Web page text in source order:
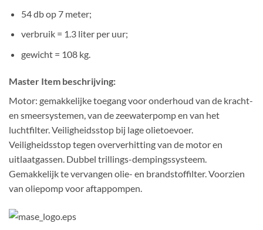
54 db op 7 meter;
verbruik = 1.3 liter per uur;
gewicht = 108 kg.
Master Item beschrijving:
Motor: gemakkelijke toegang voor onderhoud van de kracht-
en smeersystemen, van de zeewaterpomp en van het
luchtfilter. Veiligheidsstop bij lage olietoevoer.
Veiligheidsstop tegen oververhitting van de motor en
uitlaatgassen. Dubbel trillings-dempingssysteem.
Gemakkelijk te vervangen olie- en brandstoffilter. Voorzien
van oliepomp voor aftappompen.